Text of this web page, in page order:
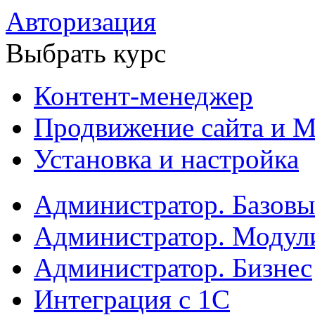
Авторизация
Выбрать курс
Контент-менеджер
Продвижение сайта и
Установка и настройка
Администратор.
Администратор.
Администратор. Бизнес
Интеграция с 1С